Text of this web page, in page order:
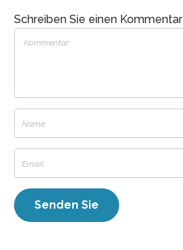
Schreiben Sie einen Kommentar